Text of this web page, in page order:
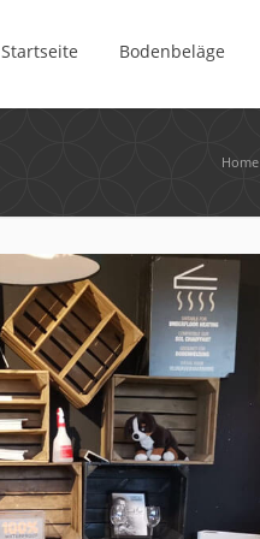
Startseite Bodenbeläge
Home